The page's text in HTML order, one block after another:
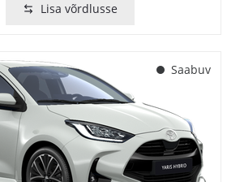
Lisa võrdlusse
Saabuv